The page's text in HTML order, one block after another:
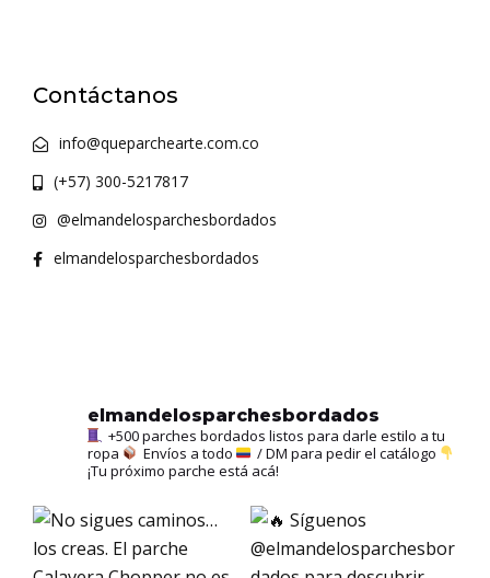
Contáctanos
info@queparchearte.com.co
(+57) 300-5217817
@elmandelosparchesbordados
elmandelosparchesbordados
elmandelosparchesbordados
+500 parches bordados listos para darle estilo a tu
ropa
Envíos a todo
/ DM para pedir el catálogo
¡Tu próximo parche está acá!